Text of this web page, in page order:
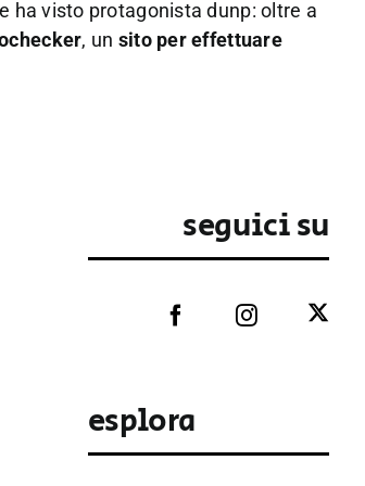
ha visto protagonista dunp: oltre a
, un sito per effettuare
seguici su
esplora